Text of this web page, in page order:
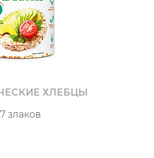
ХЛЕБЦЫ
7 злаков